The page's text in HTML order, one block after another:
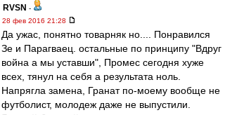
RVSN -
28 фев 2016 21:28
Да ужас, понятно товарняк но.... Понравился
Зе и Парагваец. остальные по принципу "Вдруг
война а мы уставши", Промес сегодня хуже
всех, тянул на себя а результата ноль.
Напрягла замена, Гранат по-моему вообще не
футболист, молодеж даже не выпустили.